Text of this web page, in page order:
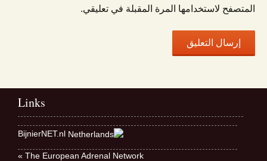
المتصفح لاستخدامها المرة المقبلة في تعليقي.
Links
BijnierNET.nl
The European Adrenal Network »